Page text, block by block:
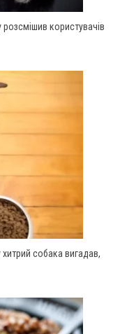
користувачів
собака вигадав,